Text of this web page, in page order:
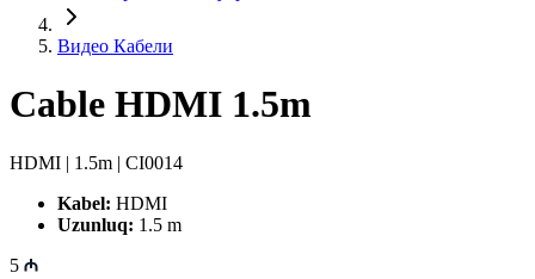
Видео Кабели
Cable HDMI 1.5m
HDMI | 1.5m | CI0014
Kabel: HDMI
Uzunluq: 1.5 m
5